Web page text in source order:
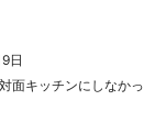
日
面キッチンにしなかっ